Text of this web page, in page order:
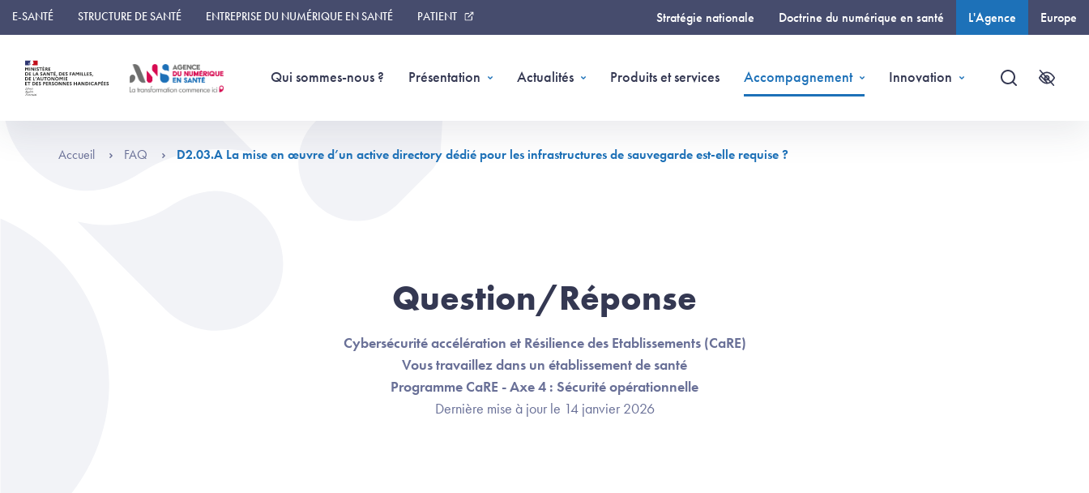
Panneau de gestion des cookies
E-SANTÉ STRUCTURE DE SANTÉ ENTREPRISE DU NUMÉRIQUE EN SANTÉ PATIENT Stratégie nationale Doctrine du numérique en santé L'Agence Europe
Qui sommes-nous ? Présentation Actualités Produits et services Accompagnement Innovation
Recherche
Accueil FAQ D2.03.A La mise en œuvre d’un active directory dédié pour les infrastructures de sauvegarde est-elle requise ?
Question/Réponse
Cybersécurité accélération et Résilience des Etablissements (CaRE)
Vous travaillez dans un établissement de santé
Programme CaRE - Axe 4 : Sécurité opérationnelle
Dernière mise à jour le 14 janvier 2026